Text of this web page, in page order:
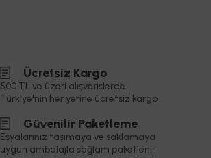
Ücretsiz Kargo
500 TL ve üzeri alışverişlerde
Türkiye'nin her yerine ücretsiz kargo
Güvenilir Paketleme
Eşyalarınız taşımaya ve saklamaya
uygun ambalajla sağlam paketlenir